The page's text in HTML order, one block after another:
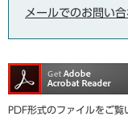
メールでのお問い
PDF形式のファイルをご